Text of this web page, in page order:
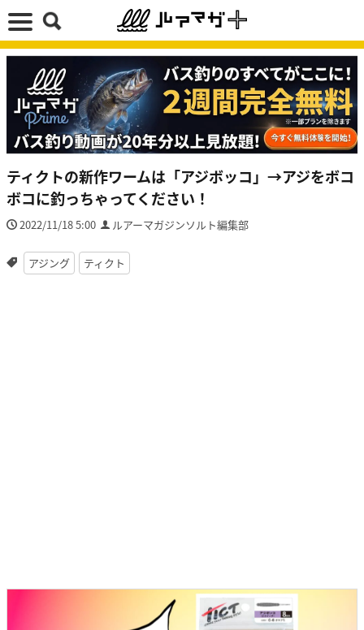
ティクトの新作ワームは「アジボッコ」→アジをボコ
ボコに釣っちゃってください！
2022/11/18 5:00 ルアーマガジンソルト編集部
アジング ティクト